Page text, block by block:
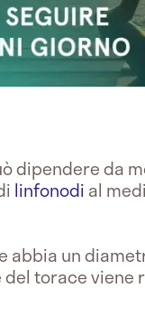
dipendere da
linfonodi al
abbia un
torace viene